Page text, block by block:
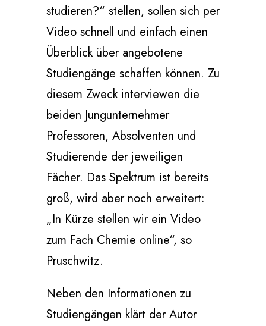
studieren?“ stellen, sollen sich per
Video schnell und einfach einen
Überblick über angebotene
Studiengänge schaffen können. Zu
diesem Zweck interviewen die
beiden Jungunternehmer
Professoren, Absolventen und
Studierende der jeweiligen
Fächer. Das Spektrum ist bereits
groß, wird aber noch erweitert:
„In Kürze stellen wir ein Video
zum Fach Chemie online“, so
Pruschwitz.
Neben den Informationen zu
Studiengängen klärt der Autor